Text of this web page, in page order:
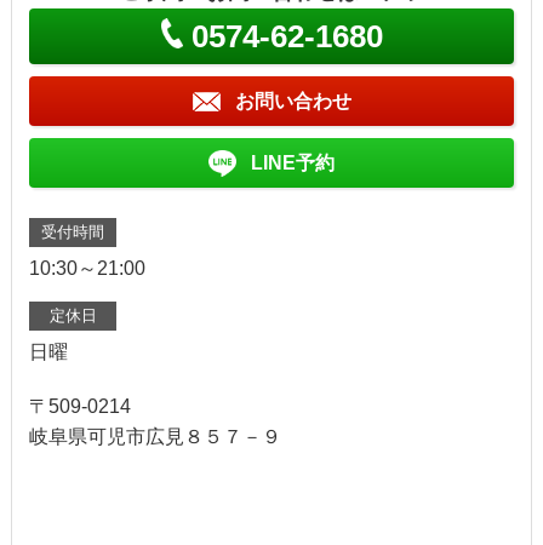
0574-62-1680
お問い合わせ
LINE予約
受付時間
10:30～21:00
定休日
日曜
〒509-0214
岐阜県可児市広見８５７－９